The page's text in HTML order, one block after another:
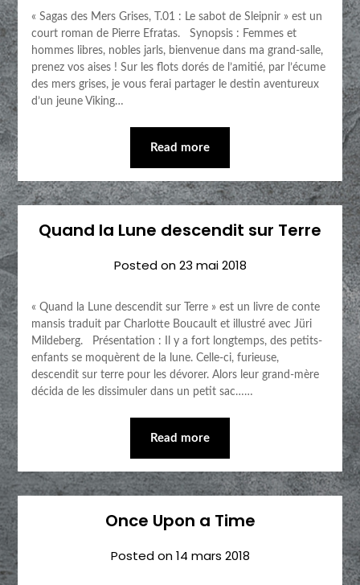
« Sagas des Mers Grises, T.01 : Le sabot de Sleipnir » est un
court roman de Pierre Efratas. Synopsis : Femmes et
hommes libres, nobles jarls, bienvenue dans ma grand-salle,
prenez vos aises ! Sur les flots dorés de l’amitié, par l’écume
des mers grises, je vous ferai partager le destin aventureux
d’un jeune Viking…
Read more
Quand la Lune descendit sur Terre
Posted on23 mai 2018
« Quand la Lune descendit sur Terre » est un livre de conte
mansis traduit par Charlotte Boucault et illustré avec Jüri
Mildeberg. Présentation : Il y a fort longtemps, des petits-
enfants se moquèrent de la lune. Celle-ci, furieuse,
descendit sur terre pour les dévorer. Alors leur grand-mère
décida de les dissimuler dans un petit sac……
Read more
Once Upon a Time
Posted on14 mars 2018